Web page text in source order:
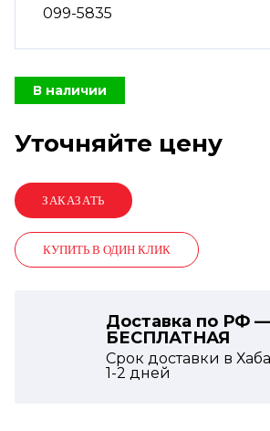
099-5835
В наличии
Уточняйте цену
КУПИТЬ В ОДИН КЛИК
Доставка по РФ —
БЕСПЛАТНАЯ
Срок доставки в
1-2 дней